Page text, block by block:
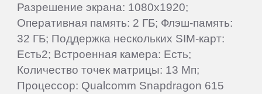
Разрешение экрана: 1080x1920;
Оперативная память: 2 ГБ; Флэш-память:
32 ГБ; Поддержка нескольких SIM-карт:
Есть2; Встроенная камера: Есть;
Количество точек матрицы: 13 Мп;
Процессор: Qualcomm Snapdragon 615